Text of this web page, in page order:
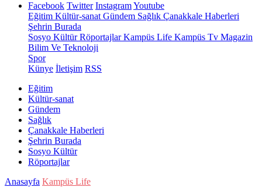
Facebook Twitter InstagramYoutube
Eğitim Kültür-sanat Gündem Sağlık Çanakkale Haberleri
Şehrin Burada
Sosyo KültürRöportajlarKampüs Life Kampüs Tv Magazin
Bilim Ve Teknoloji
Spor
Künye İletişim RSS
Eğitim
Kültür-sanat
Gündem
Sağlık
Çanakkale Haberleri
Şehrin Burada
Sosyo Kültür
Röportajlar
Anasayfa Kampüs Life